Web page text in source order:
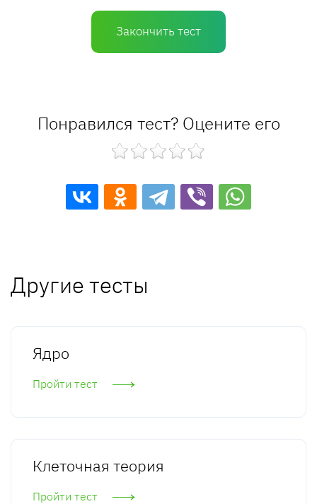
Закончить тест
Понравился тест? Оцените его
Другие тесты
Ядро
Пройти тест
Клеточная теория
Пройти тест